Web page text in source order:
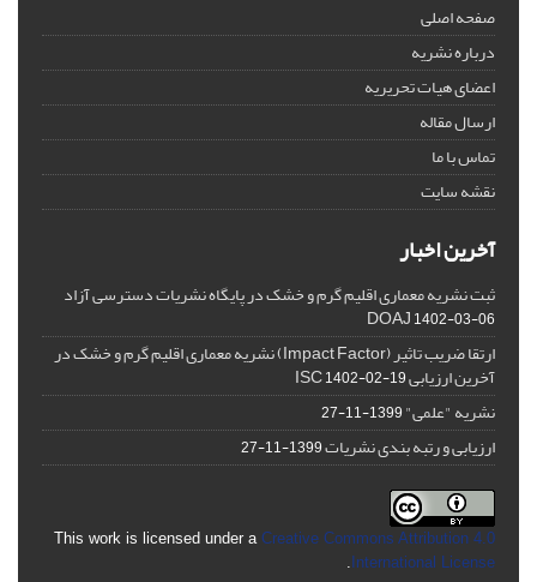
صفحه اصلی
درباره نشریه
اعضای هیات تحریریه
ارسال مقاله
تماس با ما
نقشه سایت
آخرین اخبار
ثبت نشریه معماری اقلیم گرم و خشک در پایگاه نشریات دسترسی آزاد
DOAJ1402-03-06
ارتقا ضریب تاثیر (Impact Factor) نشریه معماری اقلیم گرم و خشک در
آخرین ارزیابی ISC1402-02-19
نشریه "علمی"1399-11-27
ارزیابی و رتبه بندی نشریات1399-11-27
This work is licensed under a Creative Commons Attribution 4.0
International License
.